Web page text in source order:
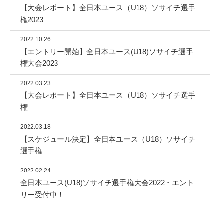
【大会レポート】全日本ユース（U18）ソサイチ選手
権2023
2022.10.26
【エントリー開始】全日本ユース(U18)ソサイチ選手
権大会2023
2022.03.23
【大会レポート】全日本ユース（U18）ソサイチ選手
権
2022.03.18
【スケジュール決定】全日本ユース（U18）ソサイチ
選手権
2022.02.24
全日本ユース(U18)ソサイチ選手権大会2022・エント
リー受付中！